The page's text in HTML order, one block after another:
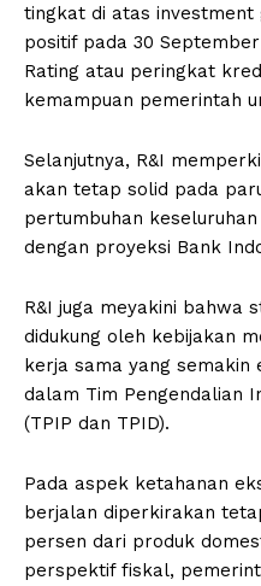
tingkat di atas investment
positif pada 30
Rating atau peringkat
kemampuan pemerintah
Selanjutnya, R&I
akan tetap solid pada
pertumbuhan
dengan proyeksi Bank
R&I juga meyakini bahwa
didukung oleh kebijakan
kerja sama yang
dalam Tim Pengendalian
(TPIP dan TPID).
Pada aspek ketahanan
berjalan diperkirakan
persen dari produk
perspektif fiskal,